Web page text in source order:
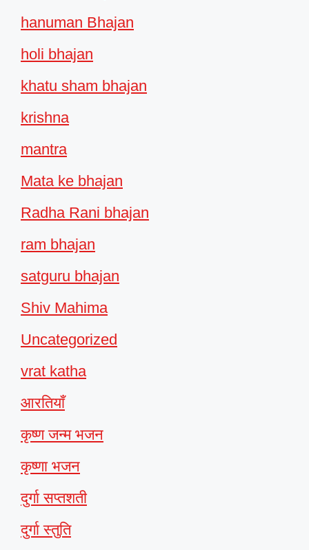
hanuman Bhajan
holi bhajan
khatu sham bhajan
krishna
mantra
Mata ke bhajan
Radha Rani bhajan
ram bhajan
satguru bhajan
Shiv Mahima
Uncategorized
vrat katha
आरतियाँ
कृष्ण जन्म भजन
कृष्णा भजन
दुर्गा सप्तशती
दुर्गा स्तुति